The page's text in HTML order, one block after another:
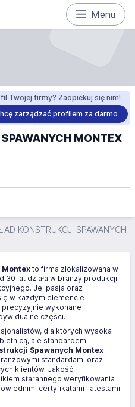
Menu
Twojej firmy? Zaopiekuj się nim!
zarządzać profilem za darmo
MONTEX
KONSTRUKCJI SPAWANYCH
Montexto firma zlokalizowana w
30 lat działa w branży produkcji
Jej pasja oraz
w każdym elemencie
wykonane
części.
dla których wysoka
ale standardem
Spawanych Montex
standardami oraz
klientów. Jakość
starannego weryfikowania
certyfikatami i atestami